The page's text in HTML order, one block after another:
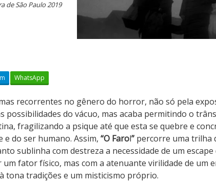
de São Paulo 2019
WhatsApp
recorrentes no gênero do horror, não só pela
possibilidades do vácuo, mas acaba permitindo o
fragilizando a psique até que esta se quebre e
do ser humano. Assim, “O Farol” percorre uma trilha
sublinha com destreza a necessidade de um
fator físico, mas com a atenuante virilidade de um
tona tradições e um misticismo próprio.